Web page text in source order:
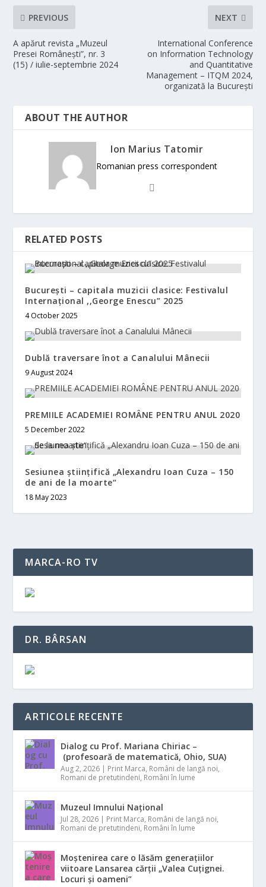
PREVIOUS
A apărut revista „Muzeul
Presei Românești”, nr. 3
(15) / iulie-septembrie 2024
NEXT
International Conference
on Information Technology
and Quantitative
Management – ITQM 2024,
organizată la București
ABOUT THE AUTHOR
Ion Marius Tatomir
Romanian press correspondent
RELATED POSTS
București – capitala muzicii clasice: Festivalul
Internațional ,,George Enescu” 2025
4 October 2025
Dublă traversare înot a Canalului Mânecii
9 August 2024
PREMIILE ACADEMIEI ROMÂNE PENTRU ANUL 2020
5 December 2022
Sesiunea științifică „Alexandru Ioan Cuza – 150
de ani de la moarte“
18 May 2023
MARCA-RO TV
DR. BÂRSAN
ARTICOLE RECENTE
Dialog cu Prof. Mariana Chiriac –
(profesoară de matematică, Ohio, SUA)
Aug 2, 2026 | Print Marca, Români de langă noi,
Romani de pretutindeni, Români în lume
Muzeul Imnului Național
Jul 28, 2026 | Print Marca, Români de langă noi,
Romani de pretutindeni, Români în lume
Moștenirea care o lăsăm generațiilor
viitoare Lansarea cărții „Valea Cuțignei.
Locuri și oameni”